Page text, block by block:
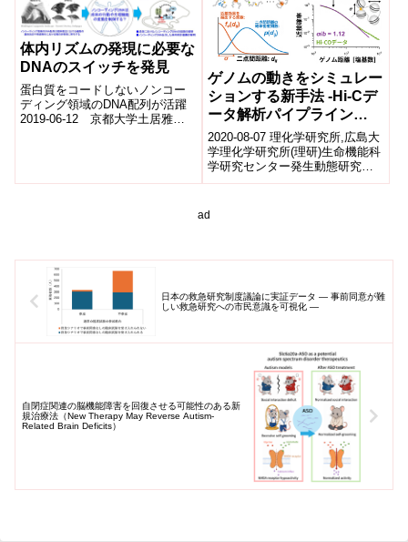
体内リズムの発現に必要な
DNAのスイッチを発見
蛋白質をコードしないノンコー
ディング領域のDNA配列が活躍
2019-06-12 京都大学土居雅夫
ゲノムの動きをシミュレー
ションする新手法 -Hi-Cデ
ータ解析パイプライン
「PHi-C法」の開発
2020-08-07 理化学研究所,広島大
学理化学研究所(理研)生命機能科
学研究センター発生動態研究チ
ームの新海創也研究員、大浪修
ム...
ad
日本の救急研究制度議論に実証データ ― 事前同意が難
しい救急研究への市民意識を可視化 ―
自閉症関連の脳機能障害を回復させる可能性のある新
規治療法（New Therapy May Reverse Autism-
Related Brain Deficits）